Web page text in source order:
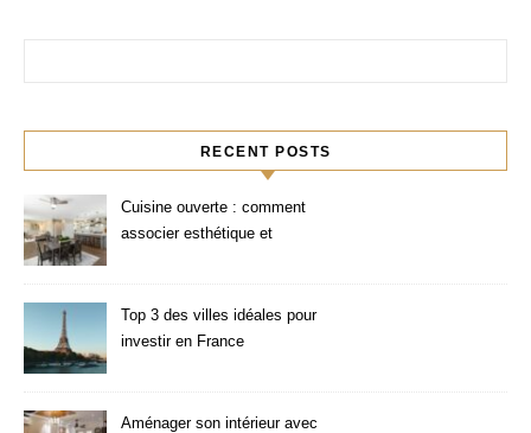
RECENT POSTS
Cuisine ouverte : comment
associer esthétique et
Top 3 des villes idéales pour
investir en France
Aménager son intérieur avec